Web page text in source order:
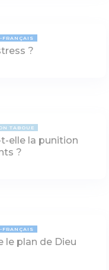
FRANÇAIS
?
TABOUE
elle la punition
?
FRANÇAIS
le plan de Dieu